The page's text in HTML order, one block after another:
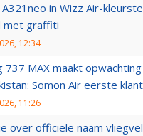
in Wizz Air-
met graffiti
12:34
737 MAX maakt opwachting
Somon Air eerste klant
11:26
over officiële naam